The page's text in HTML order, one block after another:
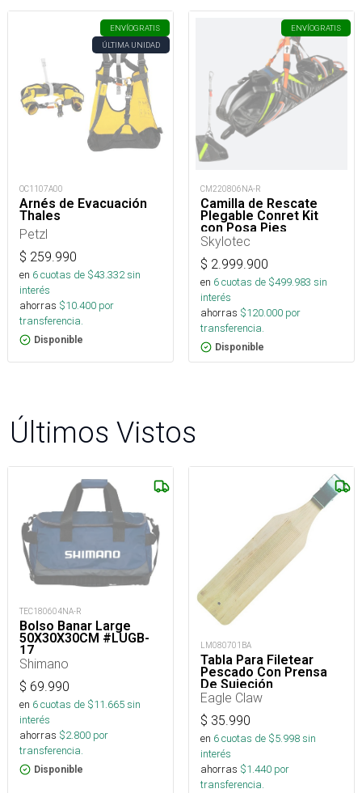
ENVÍOGRATIS
ÚLTIMA UNIDAD
OC1107A00
Arnés de Evacuación
Thales
Petzl
$ 259.990
en 6cuotas de $43.332sin
interés
ahorras $10.400 por
transferencia.
Disponible
ENVÍOGRATIS
CM220806NA-R
Camilla de Rescate
Plegable Conret Kit
con Posa Pies
Skylotec
$ 2.999.900
en 6cuotas de $499.983 sin
interés
ahorras $120.000 por
transferencia.
Disponible
Últimos Vistos
TEC180604NA-R
Bolso Banar Large
50X30X30CM #LUGB-
17_
Shimano
$ 69.990
en 6cuotas de $11.665sin
interés
ahorras $2.800 por
transferencia.
Disponible
LM080701BA
Tabla Para Filetear
Pescado Con Prensa
De Sujeción
Eagle Claw
$ 35.990
en 6cuotas de $5.998sin
interés
ahorras $1.440 por
transferencia.